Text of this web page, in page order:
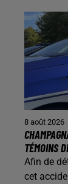
8 août 2026
TÉMOINS
Afin de
cet